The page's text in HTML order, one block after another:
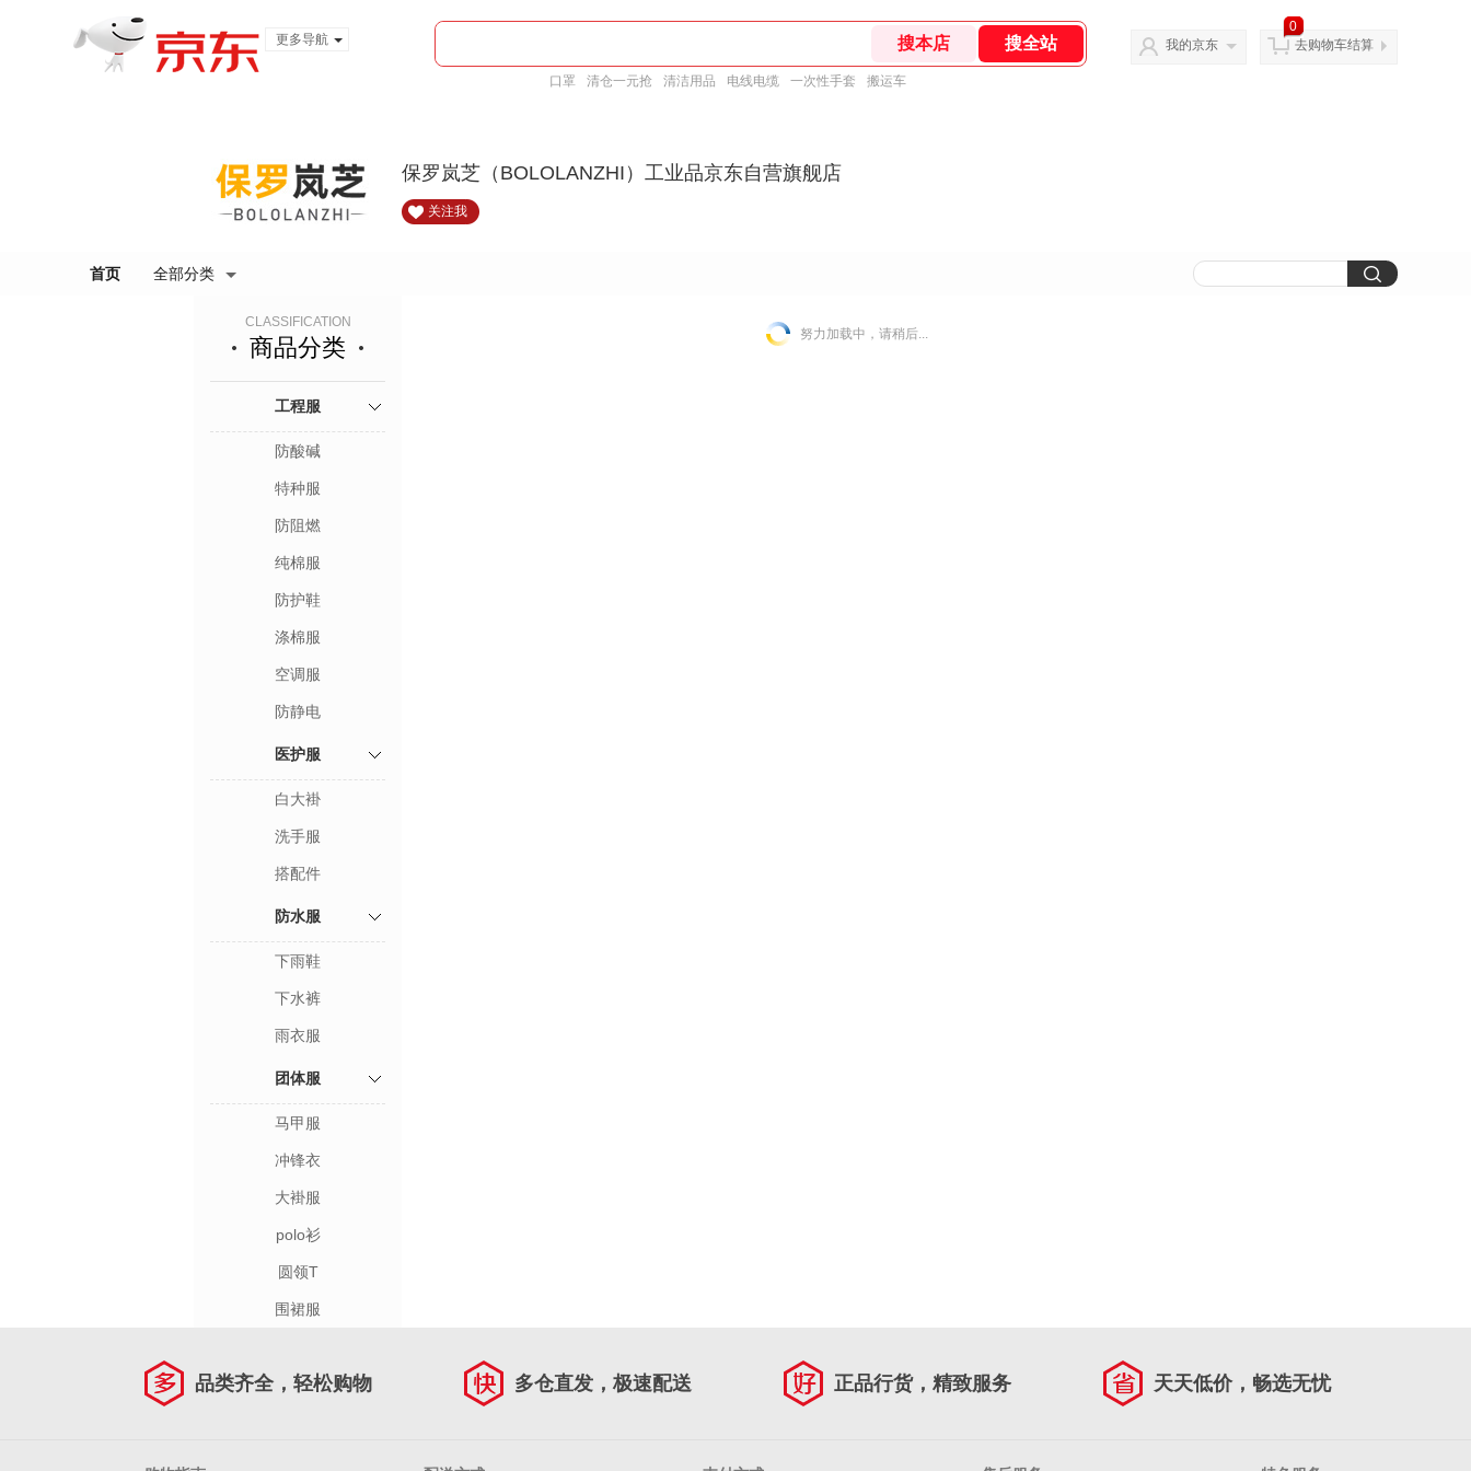
更多导航
口罩 清仓一元抢 清洁用品 电线电缆 一次性手套 搬运车
我的京东
0
去购物车结算
保罗岚芝（BOLOLANZHI）工业品京东自营旗舰店
关注我
首页 全部分类
CLASSIFICATION
商品分类
工程服
防酸碱
特种服
防阻燃
纯棉服
防护鞋
涤棉服
空调服
防静电
医护服
白大褂
洗手服
搭配件
防水服
下雨鞋
下水裤
雨衣服
团体服
马甲服
冲锋衣
大褂服
polo衫
圆领T
围裙服
努力加载中，请稍后...
品类齐全，轻松购物 多仓直发，极速配送 正品行货，精致服务 天天低价，畅选无忧